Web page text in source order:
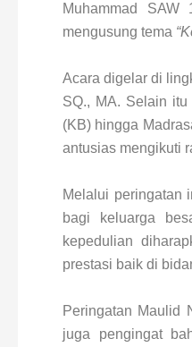
Muhammad
mengusung tema
Acara digelar di
SQ., MA. Selain
(KB) hingga
antusias mengikuti
Melalui peringatan
bagi keluarga
kepedulian
prestasi baik di
Peringatan Maulid
juga pengingat